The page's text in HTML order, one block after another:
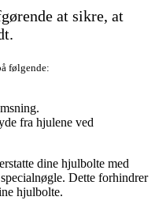
at sikre, at
følgende:
fra hjulene ved
dine hjulbolte med
Dette forhindrer
hjulbolte.